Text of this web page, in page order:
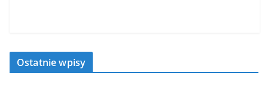
Ostatnie wpisy